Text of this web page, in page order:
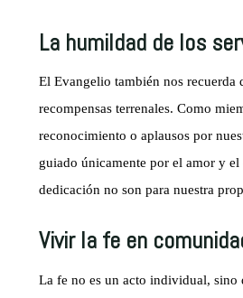
La humildad de los
El Evangelio también nos recuerda
recompensas terrenales. Como
reconocimiento o aplausos por
guiado únicamente por el amor y
dedicación no son para nuestra
Vivir la fe en
La fe no es un acto individual, sino